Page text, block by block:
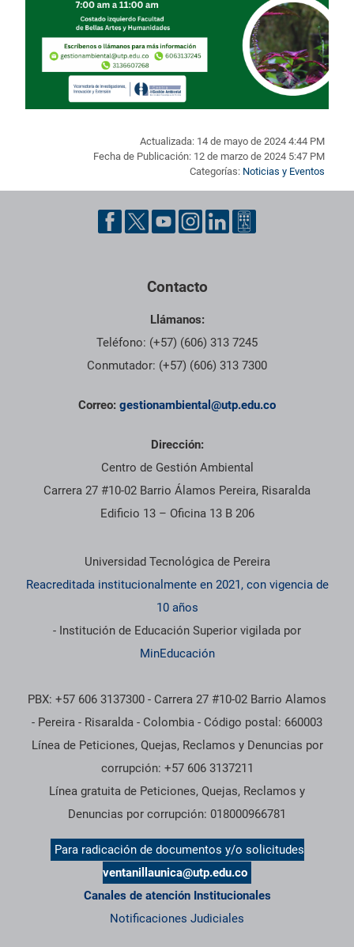
Actualizada: 14 de mayo de 2024 4:44 PM
Fecha de Publicación: 12 de marzo de 2024 5:47 PM
Categorías: Noticias y Eventos
Pie de página con información de contacto, redes sociales y
Contacto
Llámanos:
Teléfono: (+57) (606) 313 7245
Conmutador: (+57) (606) 313 7300
Correo: gestionambiental@utp.edu.co
Dirección:
Centro de Gestión Ambiental
Carrera 27 #10-02 Barrio Álamos Pereira, Risaralda
Edificio 13 – Oficina 13 B 206
Información institucional
Universidad Tecnológica de Pereira
Reacreditada institucionalmente en 2021, con vigencia de
10 años
- Institución de Educación Superior vigilada por
MinEducación
PBX: +57 606 3137300 - Carrera 27 #10-02 Barrio Alamos
- Pereira - Risaralda - Colombia - Código postal: 660003
Línea de Peticiones, Quejas, Reclamos y Denuncias por
corrupción: +57 606 3137211
Línea gratuita de Peticiones, Quejas, Reclamos y
Denuncias por corrupción: 018000966781
Para radicación de documentos y/o solicitudes
ventanillaunica@utp.edu.co
Canales de atención Institucionales
Notificaciones Judiciales